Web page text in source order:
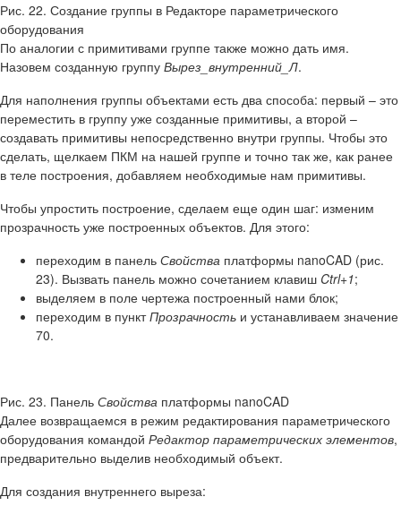
Рис. 22. Создание группы в Редакторе параметрического
оборудования
По аналогии с примитивами группе также можно дать имя.
Назовем созданную группу Вырез_внутренний_Л.
Для наполнения группы объектами есть два способа: первый – это
переместить в группу уже созданные примитивы, а второй –
создавать примитивы непосредственно внутри группы. Чтобы это
сделать, щелкаем ПКМ на нашей группе и точно так же, как ранее
в теле построения, добавляем необходимые нам примитивы.
Чтобы упростить построение, сделаем еще один шаг: изменим
прозрачность уже построенных объектов. Для этого:
переходим в панель Свойства платформы nanoCAD (рис.
23). Вызвать панель можно сочетанием клавиш Ctrl+1;
выделяем в поле чертежа построенный нами блок;
переходим в пунктПрозрачность и устанавливаем значение
70.
Рис. 23. Панель Свойства платформы nanoCAD
Далее возвращаемся в режим редактирования параметрического
оборудования командой Редактор параметрических элементов,
предварительно выделив необходимый объект.
Для создания внутреннего выреза: